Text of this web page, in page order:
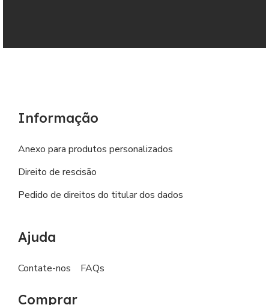
Informação
Anexo para produtos personalizados
Direito de rescisão
Pedido de direitos do titular dos dados
Ajuda
Contate-nos FAQs
Comprar